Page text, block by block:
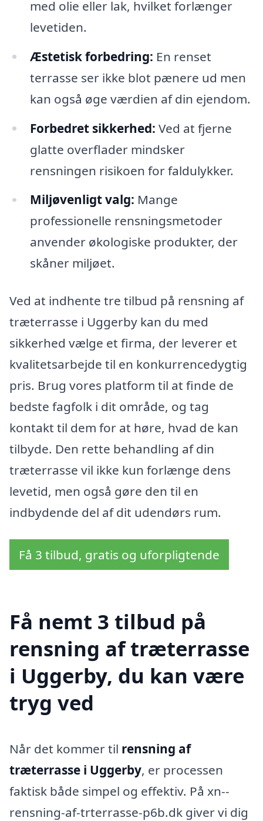
med olie eller lak, hvilket forlænger
levetiden.
Æstetisk forbedring: En renset
terrasse ser ikke blot pænere ud men
kan også øge værdien af din ejendom.
Forbedret sikkerhed: Ved at fjerne
glatte overflader mindsker
rensningen risikoen for faldulykker.
Miljøvenligt valg: Mange
professionelle rensningsmetoder
anvender økologiske produkter, der
skåner miljøet.
Ved at indhente tre tilbud på rensning af
træterrasse i Uggerby kan du med
sikkerhed vælge et firma, der leverer et
kvalitetsarbejde til en konkurrencedygtig
pris. Brug vores platform til at finde de
bedste fagfolk i dit område, og tag
kontakt til dem for at høre, hvad de kan
tilbyde. Den rette behandling af din
træterrasse vil ikke kun forlænge dens
levetid, men også gøre den til en
indbydende del af dit udendørs rum.
Få 3 tilbud, gratis og uforpligtende
Få nemt 3 tilbud på
rensning af træterrasse
i Uggerby, du kan være
tryg ved
Når det kommer til rensning af
træterrasse i Uggerby, er processen
faktisk både simpel og effektiv. På xn--
rensning-af-trterrasse-p6b.dk giver vi dig